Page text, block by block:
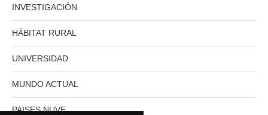
INVESTIGACIÓN
HÁBITAT RURAL
UNIVERSIDAD
MUNDO ACTUAL
PAISES NUVE